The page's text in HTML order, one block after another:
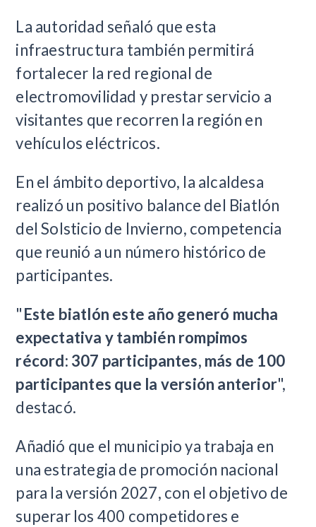
La autoridad señaló que esta
infraestructura también permitirá
fortalecer la red regional de
electromovilidad y prestar servicio a
visitantes que recorren la región en
vehículos eléctricos.
En el ámbito deportivo, la alcaldesa
realizó un positivo balance del Biatlón
del Solsticio de Invierno, competencia
que reunió a un número histórico de
participantes.
"Este biatlón este año generó mucha
expectativa y también rompimos
récord: 307 participantes, más de 100
participantes que la versión anterior",
destacó.
Añadió que el municipio ya trabaja en
una estrategia de promoción nacional
para la versión 2027, con el objetivo de
superar los 400 competidores e